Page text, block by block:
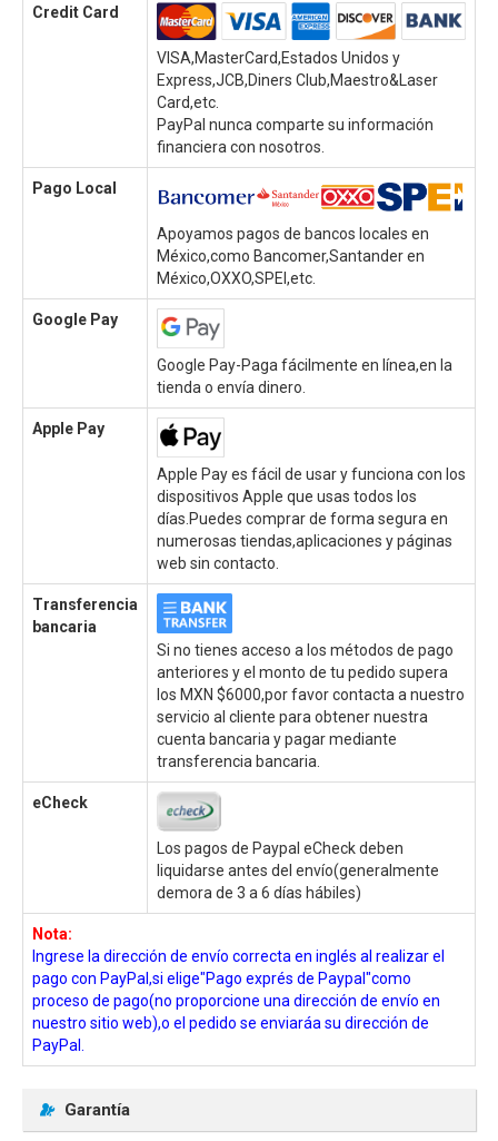
Credit Card
VISA,MasterCard,Estados Unidos y
Express,JCB,Diners Club,Maestro&Laser
Card,etc.
PayPal nunca comparte su información
financiera con nosotros.
Pago Local
Apoyamos pagos de bancos locales en
México,como Bancomer,Santander en
México,OXXO,SPEI,etc.
Google Pay
Google Pay-Paga fácilmente en línea,en la
tienda o envía dinero.
Apple Pay
Apple Pay es fácil de usar y funciona con los
dispositivos Apple que usas todos los
días.Puedes comprar de forma segura en
numerosas tiendas,aplicaciones y páginas
web sin contacto.
Transferencia
bancaria
Si no tienes acceso a los métodos de pago
anteriores y el monto de tu pedido supera
los MXN $6000,por favor contacta a nuestro
servicio al cliente para obtener nuestra
cuenta bancaria y pagar mediante
transferencia bancaria.
eCheck
Los pagos de Paypal eCheck deben
liquidarse antes del envío(generalmente
demora de 3 a 6 días hábiles)
Nota:
Ingrese la dirección de envío correcta en inglés al realizar el
pago con PayPal,si elige"Pago exprés de Paypal"como
proceso de pago(no proporcione una dirección de envío en
nuestro sitio web),o el pedido se enviaráa su dirección de
PayPal.
Garantía